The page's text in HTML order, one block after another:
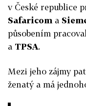
v České republice
Safaricom a
působením
a TPSA.
Mezi jeho zájmy
ženatý a má